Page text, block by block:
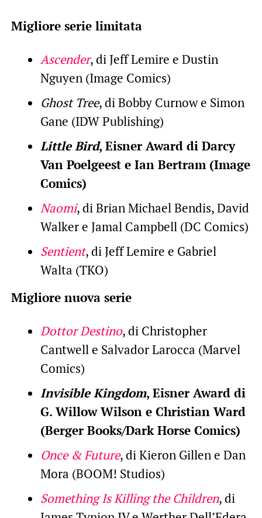
Migliore serie limitata
Ascender, di Jeff Lemire e Dustin
Nguyen (Image Comics)
Ghost Tree, di Bobby Curnow e Simon
Gane (IDW Publishing)
Little Bird, Eisner Award di Darcy
Van Poelgeest e Ian Bertram (Image
Comics)
Naomi, di Brian Michael Bendis, David
Walker e Jamal Campbell (DC Comics)
Sentient, di Jeff Lemire e Gabriel
Walta (TKO)
Migliore nuova serie
Dottor Destino, di Christopher
Cantwell e Salvador Larocca (Marvel
Comics)
Invisible Kingdom, Eisner Award di
G. Willow Wilson e Christian Ward
(Berger Books/Dark Horse Comics)
Once & Future, di Kieron Gillen e Dan
Mora (BOOM! Studios)
Something Is Killing the Children, di